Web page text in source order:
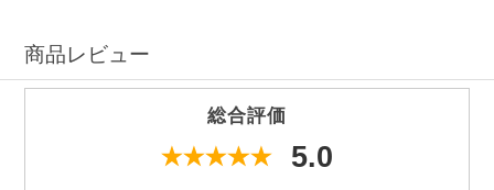
商品レビュー
総合評価
5.0